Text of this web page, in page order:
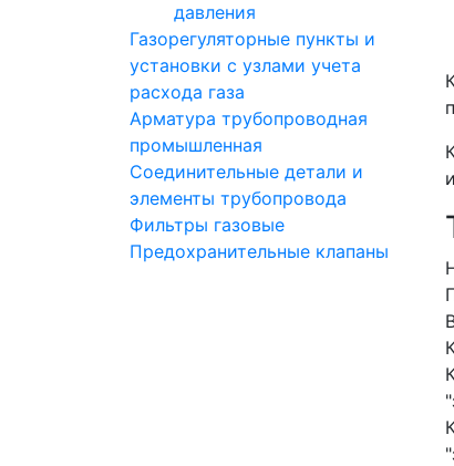
давления
Газорегуляторные пункты и
установки с узлами учета
расхода газа
Арматура трубопроводная
промышленная
Соединительные детали и
элементы трубопровода
Фильтры газовые
Предохранительные клапаны